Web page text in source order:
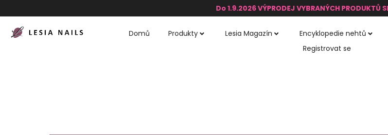
Do 1.9.2026 VÝPRODEJ VYBRANÝCH PRODUKTŮ
Domů Produkty Lesia Magazín Encyklopedie nehtů
Registrovat se